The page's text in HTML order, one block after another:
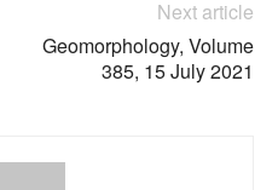
Next article
Geomorphology, Volume
385, 15 July 2021